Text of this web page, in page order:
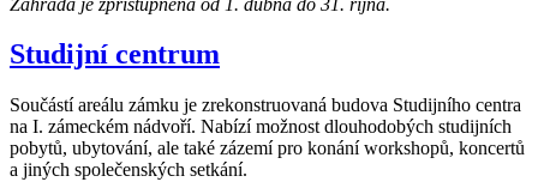
Studijní centrum
Součástí areálu zámku je zrekonstruovaná budova Studijního centra
na I. zámeckém nádvoří. Nabízí možnost dlouhodobých studijních
pobytů, ubytování, ale také zázemí pro konání workshopů, koncertů
a jiných společenských setkání.